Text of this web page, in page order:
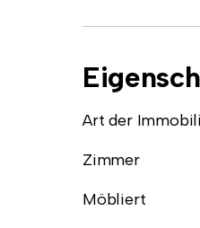
Art der
Zimmer
Möbliert